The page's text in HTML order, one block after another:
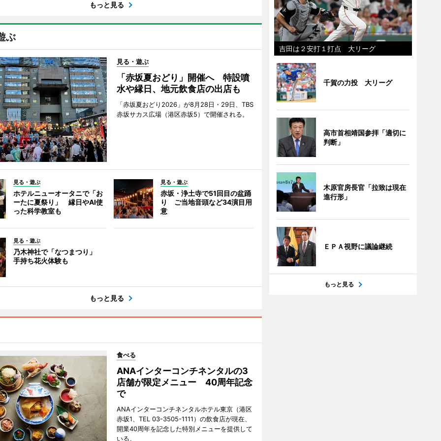
もっと見る
ぶ
見る・遊ぶ
「赤坂夏おどり」開催へ 特設噴
水や縁日、地元飲食店の出店も
「赤坂夏おどり2026」が8月28日・29日、TBS
赤坂サカス広場（港区赤坂5）で開催される。
見る・遊ぶ
ホテルニューオータニで「お
ーたに夏祭り」 縁日やAI使
った科学教室も
見る・遊ぶ
赤坂・浄土寺で51回目の盆踊
り ご当地音頭など34演目用
意
見る・遊ぶ
乃木神社で「なつまつり」
手持ち花火体験も
もっと見る
食べる
ANAインターコンチネンタルの3
店舗が限定メニュー 40周年記念
で
ANAインターコンチネンタルホテル東京（港区
赤坂1、TEL 03-3505-1111）の飲食店が現在、
開業40周年を記念した特別メニューを提供して
いる。
吉田は２安打１打点 大リーグ
千賀の力投 大リーグ
高市首相靖国参拝「適切に
判断」
木原官房長官「拉致は現在
進行形」
ＥＰＡ視野に議論継続
もっと見る